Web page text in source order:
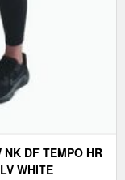
NK DF TEMPO HR
WHITE